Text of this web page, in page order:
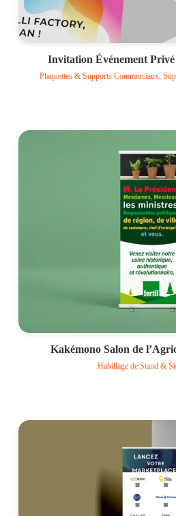
Invitation Événement
Plaquettes & Supports Commerciaux,
Kakémono Salon de
Habillage de Stand &